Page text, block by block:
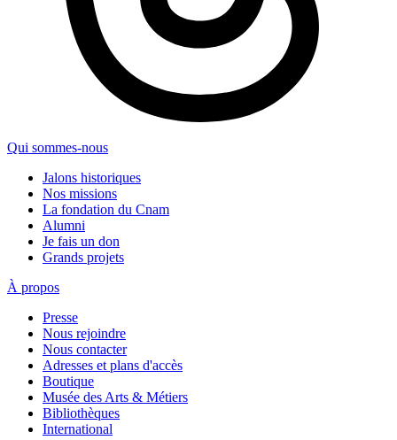
Qui sommes-nous
Jalons historiques
Nos missions
La fondation du Cnam
Alumni
Je fais un don
Grands projets
À propos
Presse
Nous rejoindre
Nous contacter
Adresses et plans d'accès
Boutique
Musée des Arts & Métiers
Bibliothèques
International